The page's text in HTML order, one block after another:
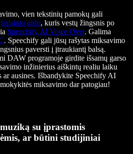
vien tekstinių pamokų gali
balsinio gido, kuris vestų žingsnis po
Speechify AI Voice Over. Galima
. Speechify gali jūsų rašytas miksavimo
paversti į įtraukiantį balsą.
DAW programoje girdite išsamų garso
inžinierius aiškintų realiu laiku
ar ausines. Išbandykite Speechify AI
miksavimo dar patogiau!
su įprastomis
ar būtini studijiniai